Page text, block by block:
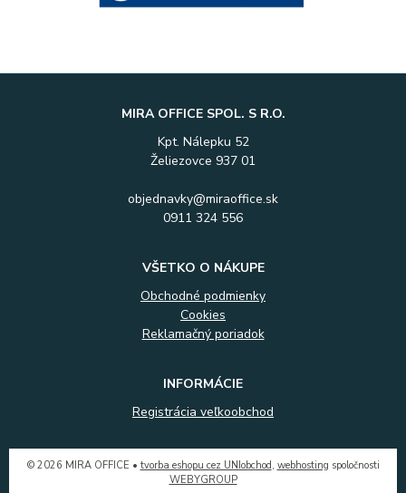
MIRA OFFICE SPOL. S R.O.
Kpt. Nálepku 52
Želiezovce 937 01
objednavky@miraoffice.sk
0911 324 556
VŠETKO O NÁKUPE
Obchodné podmienky
Cookies
Reklamačný poriadok
INFORMÁCIE
Registrácia veľkoobchod
© 2026 MIRA OFFICE • tvorba eshopu cez UNIobchod, webhosting spoločnosti
WEBYGROUP